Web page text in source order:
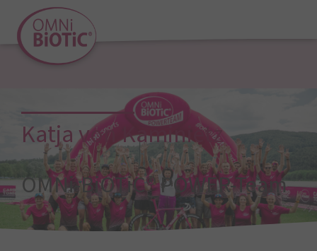
Katja von Kaminietz
OMNi-BiOTiC® POWER-Team